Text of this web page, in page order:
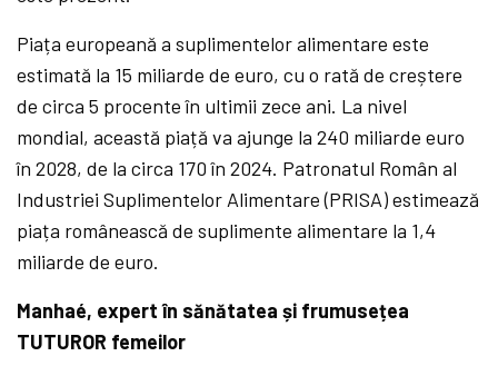
Piața europeană a suplimentelor alimentare este
estimată la 15 miliarde de euro, cu o rată de creștere
de circa 5 procente în ultimii zece ani. La nivel
mondial, această piață va ajunge la 240 miliarde euro
în 2028, de la circa 170 în 2024. Patronatul Român al
Industriei Suplimentelor Alimentare (PRISA) estimează
piața românească de suplimente alimentare la 1,4
miliarde de euro.
Manhaé, expert în sănătatea și frumusețea
TUTUROR femeilor